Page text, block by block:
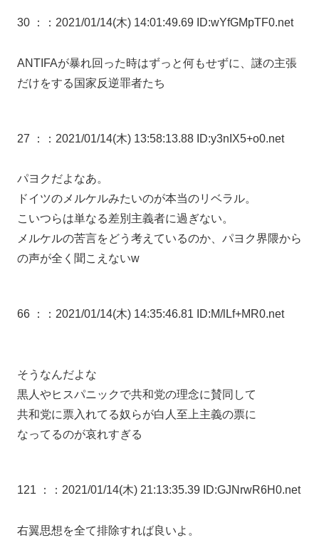
30 ： ：2021/01/14(木) 14:01:49.69 ID:wYfGMpTF0.net
ANTIFAが暴れ回った時はずっと何もせずに、謎の主張
だけをする国家反逆罪者たち
27 ： ：2021/01/14(木) 13:58:13.88 ID:y3nIX5+o0.net
パヨクだよなあ。
ドイツのメルケルみたいのが本当のリベラル。
こいつらは単なる差別主義者に過ぎない。
メルケルの苦言をどう考えているのか、パヨク界隈から
の声が全く聞こえないw
66 ： ：2021/01/14(木) 14:35:46.81 ID:M/lLf+MR0.net
そうなんだよな
黒人やヒスパニックで共和党の理念に賛同して
共和党に票入れてる奴らが白人至上主義の票に
なってるのが哀れすぎる
121 ： ：2021/01/14(木) 21:13:35.39 ID:GJNrwR6H0.net
右翼思想を全て排除すれば良いよ。